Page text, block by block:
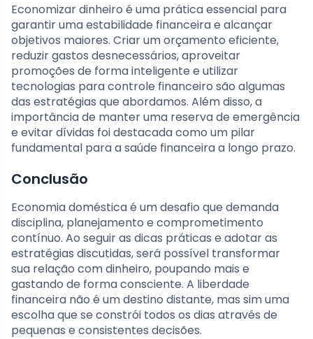
Economizar dinheiro é uma prática essencial para
garantir uma estabilidade financeira e alcançar
objetivos maiores. Criar um orçamento eficiente,
reduzir gastos desnecessários, aproveitar
promoções de forma inteligente e utilizar
tecnologias para controle financeiro são algumas
das estratégias que abordamos. Além disso, a
importância de manter uma reserva de emergência
e evitar dívidas foi destacada como um pilar
fundamental para a saúde financeira a longo prazo.
Conclusão
Economia doméstica é um desafio que demanda
disciplina, planejamento e comprometimento
contínuo. Ao seguir as dicas práticas e adotar as
estratégias discutidas, será possível transformar
sua relação com dinheiro, poupando mais e
gastando de forma consciente. A liberdade
financeira não é um destino distante, mas sim uma
escolha que se constrói todos os dias através de
pequenas e consistentes decisões.